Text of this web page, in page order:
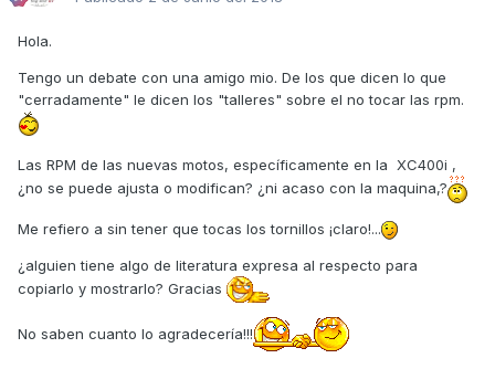
Hola.
Tengo un debate con una amigo mio. De los que dicen lo que
"cerradamente" le dicen los "talleres" sobre el no tocar las rpm.
Las RPM de las nuevas motos, específicamente en la XC400i ,
¿no se puede ajusta o modifican? ¿ni acaso con la maquina,?
Me refiero a sin tener que tocas los tornillos ¡claro!...
¿alguien tiene algo de literatura expresa al respecto para
copiarlo y mostrarlo? Gracias
No saben cuanto lo agradecería!!!